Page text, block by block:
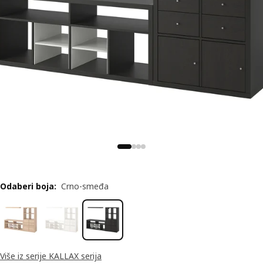
Više iz serije KALLAX serija
Odaberi boja: Crno-smeđa